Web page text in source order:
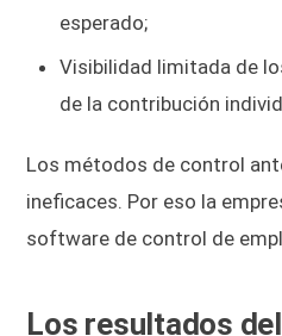
esperado;
Visibilidad limitada de
de la contribución
Los métodos de control
ineficaces. Por eso la
software de control de
Los resultados